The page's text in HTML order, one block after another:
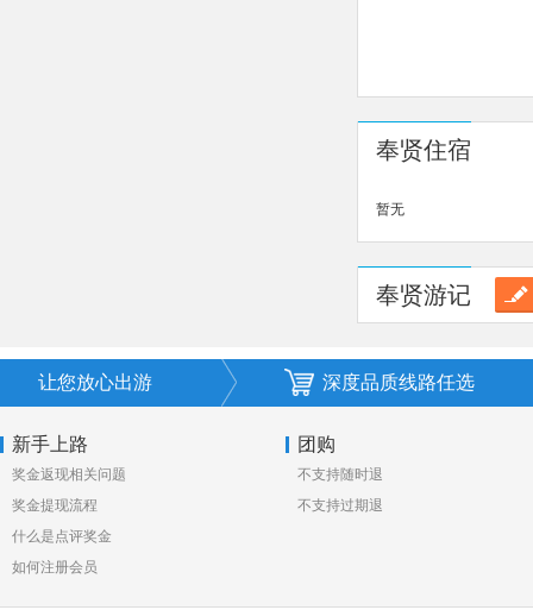
奉贤住宿
暂无
奉贤游记
让您放心出游 深度品质线路任选
新手上路
奖金返现相关问题
奖金提现流程
什么是点评奖金
如何注册会员
团购
不支持随时退
不支持过期退